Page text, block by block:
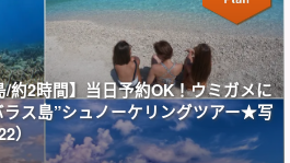
2時間】当日予約OK！ウミガメに
ス島”シュノーケリングツアー★写
）